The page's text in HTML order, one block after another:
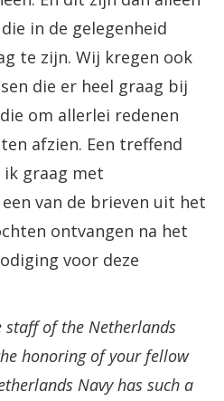
in de gelegenheid
te zijn. Wij kregen ook
die er heel graag bij
om allerlei redenen
afzien. Een treffend
graag met
van de brieven uit het
ontvangen na het
voor deze
staff of the Netherlands
honoring of your fellow
Navy has such a